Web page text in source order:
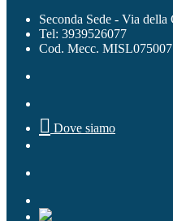
Seconda Sede - Via
Tel: 3939526077
Cod. Mecc. MISL075007
 Dove siamo